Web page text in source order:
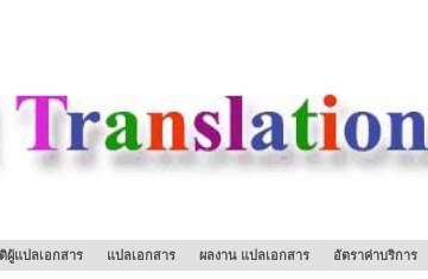
ผู้แปลเอกสาร แปลเอกสาร ผลงาน แปลเอกสาร อัตราค่าบริการ